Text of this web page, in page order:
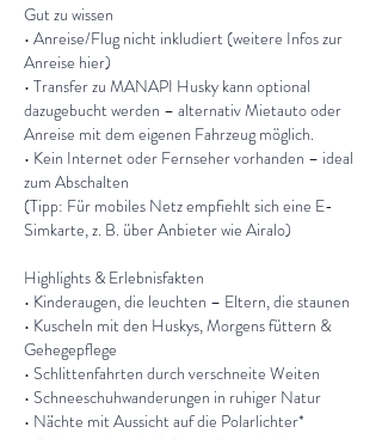
Gut zu wissen
• Anreise/Flug nicht inkludiert (weitere Infos zur
Anreise hier)
• Transfer zu MANAPI Husky kann optional
dazugebucht werden – alternativ Mietauto oder
Anreise mit dem eigenen Fahrzeug möglich.
• Kein Internet oder Fernseher vorhanden – ideal
zum Abschalten
(Tipp: Für mobiles Netz empfiehlt sich eine E-
Simkarte, z. B. über Anbieter wie Airalo)
Highlights & Erlebnisfakten
• Kinderaugen, die leuchten – Eltern, die staunen
• Kuscheln mit den Huskys, Morgens füttern &
Gehegepflege
• Schlittenfahrten durch verschneite Weiten
• Schneeschuhwanderungen in ruhiger Natur
• Nächte mit Aussicht auf die Polarlichter*